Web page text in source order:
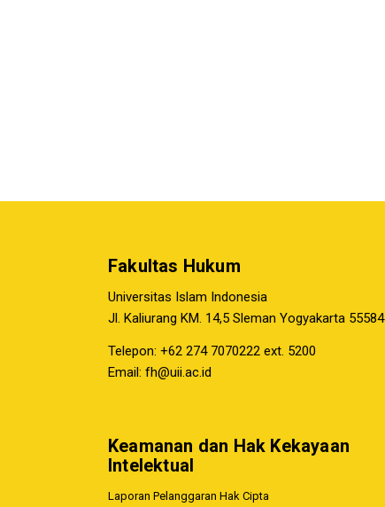
Fakultas Hukum
Universitas Islam Indonesia
Jl. Kaliurang KM. 14,5 Sleman Yogyakarta 55584
Telepon: +62 274 7070222 ext. 5200
Email: fh@uii.ac.id
Keamanan dan Hak Kekayaan
Intelektual
Laporan Pelanggaran Hak Cipta